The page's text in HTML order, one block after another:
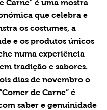
Carne" é uma mostra
que celebra e
os costumes, a
e os produtos únicos
numa experiência
tradição e sabores.
dias de novembro o
de Carne” é
saber e genuinidade